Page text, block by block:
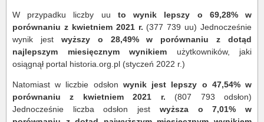
W przypadku liczby uu to wynik lepszy o 69,28% w
porównaniu z kwietniem 2021 r. (377 739 uu) Jednocześnie
wynik jest wyższy o 28,49% w porównaniu z dotąd
najlepszym miesięcznym wynikiem użytkowników, jaki
osiągnął portal historia.org.pl (styczeń 2022 r.)
Natomiast w liczbie odsłon wynik jest lepszy o 47,54% w
porównaniu z kwietniem 2021 r. (807 793 odsłon)
Jednocześnie liczba odsłon jest wyższa o 7,01% w